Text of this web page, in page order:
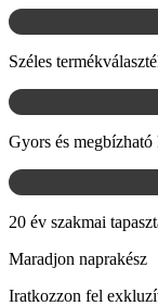
Széles
Gyors és
20 év szakmai
Maradjon naprakész
Iratkozzon fel